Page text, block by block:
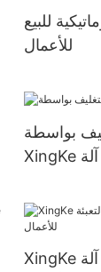
للبيع
للأعمال
بواسطة
XingKe آلة
XingKe آلة العد والتعبئة آلة